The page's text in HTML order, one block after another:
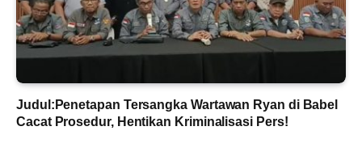
Judul:Penetapan Tersangka Wartawan Ryan di Babel
Cacat Prosedur, Hentikan Kriminalisasi Pers!